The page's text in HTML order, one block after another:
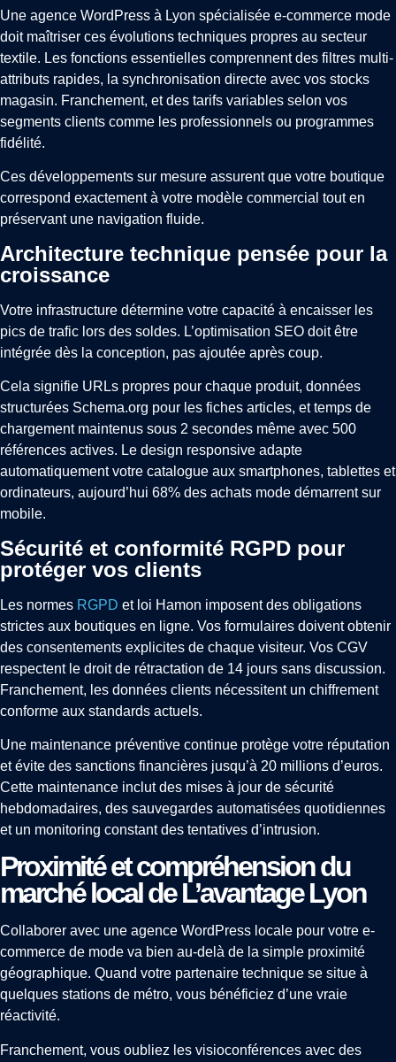
Une agence WordPress à Lyon spécialisée e-commerce mode
doit maîtriser ces évolutions techniques propres au secteur
textile. Les fonctions essentielles comprennent des filtres multi-
attributs rapides, la synchronisation directe avec vos stocks
magasin. Franchement, et des tarifs variables selon vos
segments clients comme les professionnels ou programmes
fidélité.
Ces développements sur mesure assurent que votre boutique
correspond exactement à votre modèle commercial tout en
préservant une navigation fluide.
Architecture technique pensée pour la
croissance
Votre infrastructure détermine votre capacité à encaisser les
pics de trafic lors des soldes. L’optimisation SEO doit être
intégrée dès la conception, pas ajoutée après coup.
Cela signifie URLs propres pour chaque produit, données
structurées Schema.org pour les fiches articles, et temps de
chargement maintenus sous 2 secondes même avec 500
références actives. Le design responsive adapte
automatiquement votre catalogue aux smartphones, tablettes et
ordinateurs, aujourd’hui 68% des achats mode démarrent sur
mobile.
Sécurité et conformité RGPD pour
protéger vos clients
Les normes RGPD et loi Hamon imposent des obligations
strictes aux boutiques en ligne. Vos formulaires doivent obtenir
des consentements explicites de chaque visiteur. Vos CGV
respectent le droit de rétractation de 14 jours sans discussion.
Franchement, les données clients nécessitent un chiffrement
conforme aux standards actuels.
Une maintenance préventive continue protège votre réputation
et évite des sanctions financières jusqu’à 20 millions d’euros.
Cette maintenance inclut des mises à jour de sécurité
hebdomadaires, des sauvegardes automatisées quotidiennes
et un monitoring constant des tentatives d’intrusion.
Proximité et compréhension du
marché local de L’avantage Lyon
Collaborer avec une agence WordPress locale pour votre e-
commerce de mode va bien au-delà de la simple proximité
géographique. Quand votre partenaire technique se situe à
quelques stations de métro, vous bénéficiez d’une vraie
réactivité.
Franchement, vous oubliez les visioconférences avec des